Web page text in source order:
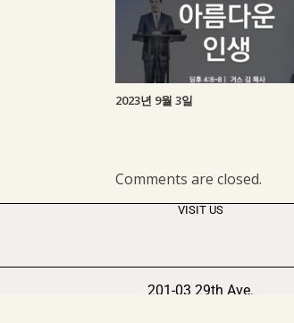
2023년 9월 3일
Comments are closed.
VISIT US
201-03 29th Ave.